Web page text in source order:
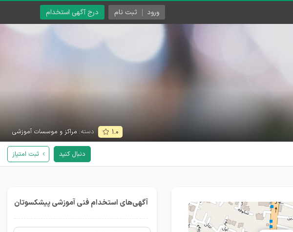
درج آگهی استخدام ورود ثبت نام
۱.۰ دسته: مراکز و موسسات آموزشی
دنبال کنید ثبت امتیاز
آگهی‌های استخدام فنی آموزشی پیشکسوتان